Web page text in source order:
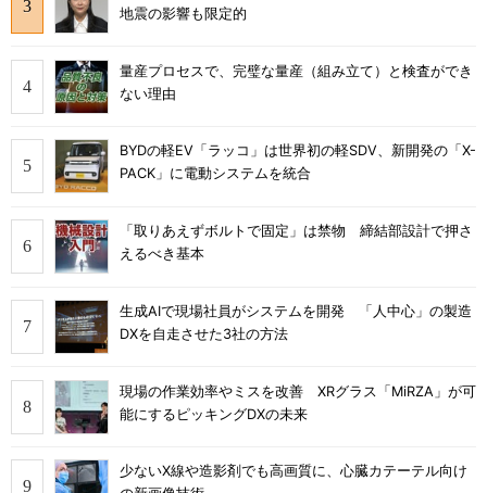
地震の影響も限定的
量産プロセスで、完璧な量産（組み立て）と検査ができ
ない理由
BYDの軽EV「ラッコ」は世界初の軽SDV、新開発の「X-
PACK」に電動システムを統合
「取りあえずボルトで固定」は禁物 締結部設計で押さ
えるべき基本
生成AIで現場社員がシステムを開発 「人中心」の製造
DXを自走させた3社の方法
現場の作業効率やミスを改善 XRグラス「MiRZA」が可
能にするピッキングDXの未来
少ないX線や造影剤でも高画質に、心臓カテーテル向け